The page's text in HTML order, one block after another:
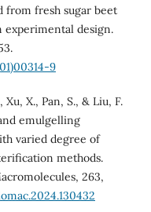
from fresh sugar beet
design.
9
Xu, X., Pan, S., & Liu, F.
emulgelling
varied degree of
methods.
263,